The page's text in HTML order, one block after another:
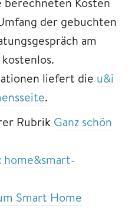
der gebuchten
am
liefert die u&i
.
Rubrik Ganz schön
home&smart-
Smart Home